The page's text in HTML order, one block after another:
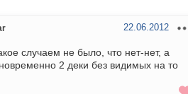
22.06.2012
случаем не было, что нет-нет, а
2 деки без видимых на то